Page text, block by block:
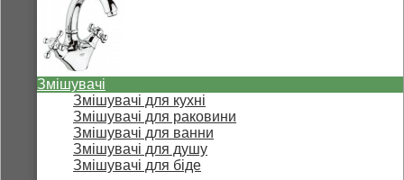
Змішувачі
Змішувачі для кухні
Змішувачі для раковини
Змішувачі для ванни
Змішувачі для душу
Змішувачі для біде